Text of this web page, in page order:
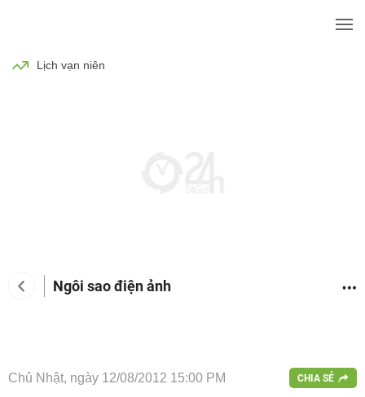
Lịch vạn niên
Ngôi sao điện ảnh
Chủ Nhật, ngày 12/08/2012 15:00 PM CHIA SẺ